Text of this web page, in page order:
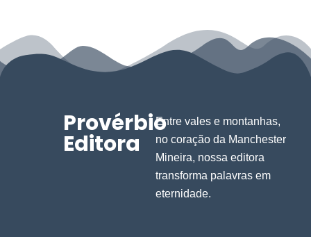
Provérbio
Editora
Entre vales e montanhas,
no coração da Manchester
Mineira, nossa editora
transforma palavras em
eternidade.